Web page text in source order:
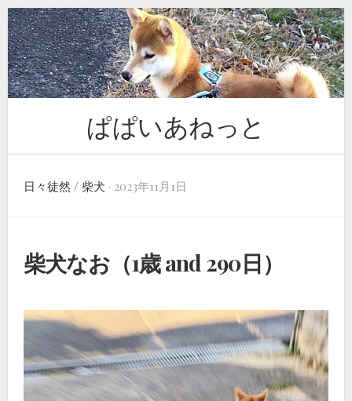
Skip
to
content
ぱぱいあねっと
日々徒然 / 柴犬 · 2023年11月1日
柴犬なお（1歳 and 290日）